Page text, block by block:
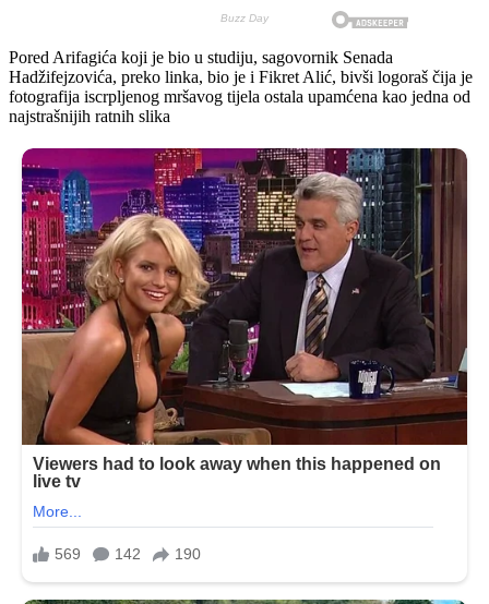
Pored Arifagića koji je bio u studiju, sagovornik Senada
Hadžifejzovića, preko linka, bio je i Fikret Alić, bivši logoraš čija je
fotografija iscrpljenog mršavog tijela ostala upamćena kao jedna od
najstrašnijih ratnih slika